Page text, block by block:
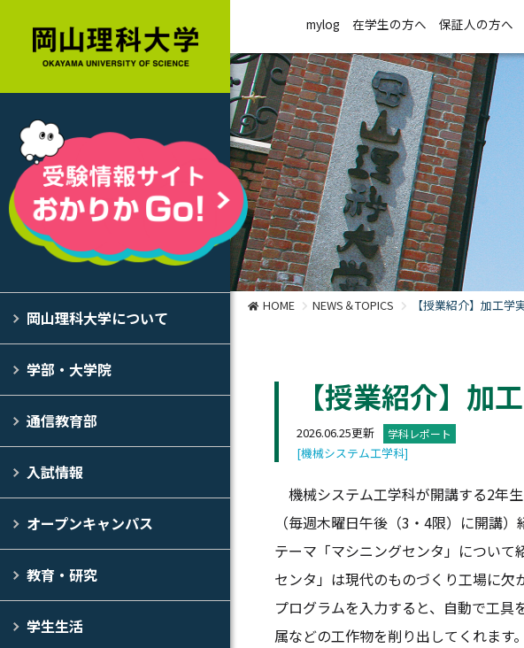
岡山理科大学について
学部・大学院
通信教育部
入試情報
オープンキャンパス
教育・研究
学生生活
mylog 在学生の方へ 保証人の方へ
HOME NEWS＆TOPICS 【授業紹介】加工学
【授業紹介】加
2026.06.25更新 学科レポート
[機械システム工学科]
機械システム工学科が開講する2年
（毎週木曜日午後（3・4限）に開講
テーマ「マシニングセンタ」について
センタ」は現代のものづくり工場に欠
プログラムを入力すると、自動で工具
属などの工作物を削り出してくれます。